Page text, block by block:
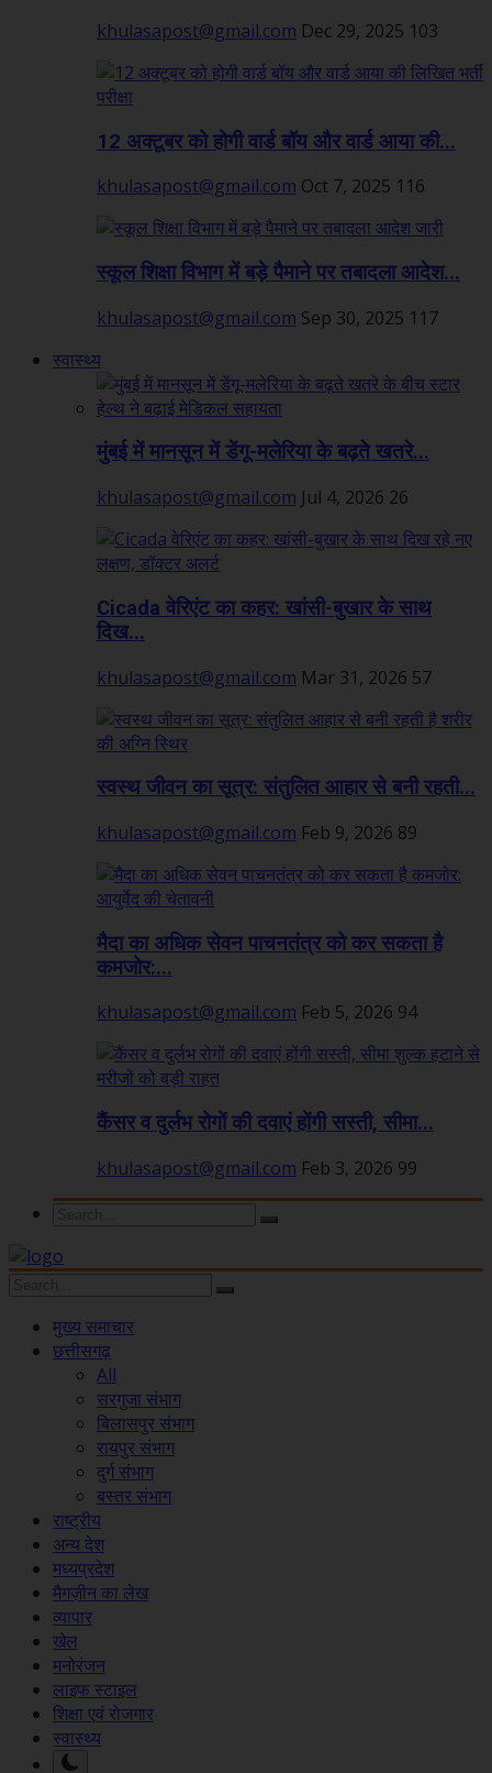
khulasapost@gmail.com Dec 29, 2025 103
12 अक्टूबर को होगी वार्ड बॉय और वार्ड आया की...
khulasapost@gmail.com Oct 7, 2025 116
स्कूल शिक्षा विभाग में बड़े पैमाने पर तबादला आदेश...
khulasapost@gmail.com Sep 30, 2025 117
स्वास्थ्य
मुंबई में मानसून में डेंगू-मलेरिया के बढ़ते खतरे...
khulasapost@gmail.com Jul 4, 2026 26
Cicada वेरिएंट का कहर: खांसी-बुखार के साथ
दिख...
khulasapost@gmail.com Mar 31, 2026 57
स्वस्थ जीवन का सूत्र: संतुलित आहार से बनी रहती...
khulasapost@gmail.com Feb 9, 2026 89
मैदा का अधिक सेवन पाचनतंत्र को कर सकता है
कमजोर:...
khulasapost@gmail.com Feb 5, 2026 94
कैंसर व दुर्लभ रोगों की दवाएं होंगी सस्ती, सीमा...
khulasapost@gmail.com Feb 3, 2026 99
मुख्य समाचार
छत्तीसगढ़
All
सरगुजा संभाग
बिलासपुर संभाग
रायपुर संभाग
दुर्ग संभाग
बस्तर संभाग
राष्ट्रीय
अन्य देश
मध्यप्रदेश
मैगज़ीन का लेख
व्यापार
खेल
मनोरंजन
लाइफ स्टाइल
शिक्षा एवं रोजगार
स्वास्थ्य